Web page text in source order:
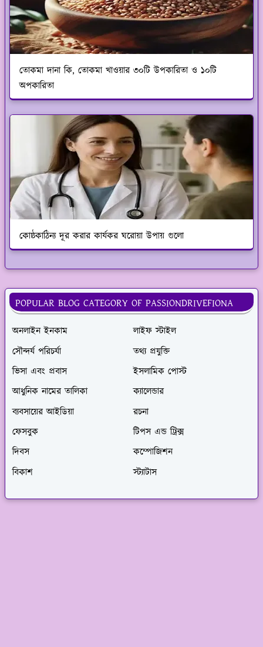
তোকমা দানা কি, তোকমা খাওয়ার ৩০টি উপকারিতা ও ১০টি
অপকারিতা
কোষ্ঠকাঠিন্য দূর করার কার্যকর ঘরোয়া উপায় গুলো
POPULAR BLOG CATEGORY OF PASSIONDRIVEFIONA
অনলাইন ইনকাম
লাইফ স্টাইল
সৌন্দর্য পরিচর্যা
তথ্য প্রযুক্তি
ভিসা এবং প্রবাস
ইসলামিক পোস্ট
আধুনিক নামের তালিকা
ক্যালেন্ডার
ব্যবসায়ের আইডিয়া
রচনা
ফেসবুক
টিপস এন্ড ট্রিক্স
দিবস
কম্পোজিশন
বিকাশ
স্ট্যাটাস